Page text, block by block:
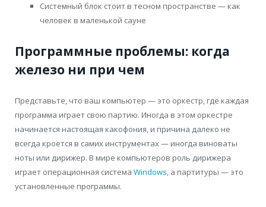
Системный блок стоит в тесном пространстве — как
человек в маленькой сауне
Программные проблемы: когда
железо ни при чем
Представьте, что ваш компьютер — это оркестр, где каждая
программа играет свою партию. Иногда в этом оркестре
начинается настоящая какофония, и причина далеко не
всегда кроется в самих инструментах — иногда виноваты
ноты или дирижер. В мире компьютеров роль дирижера
играет операционная система Windows , а партитуры — это
установленные программы.